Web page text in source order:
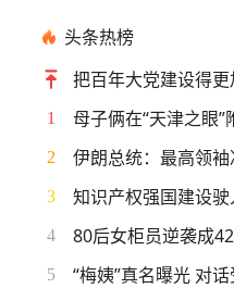
头条热榜
把百年大党建设得
1 母子俩在“天津之眼
2 伊朗总统：最高领
3 知识产权强国建设驶
4 80后女柜员逆袭成
5 “梅姨”真名曝光 对